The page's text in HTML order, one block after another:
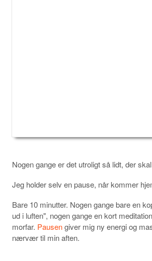
Nogen gange er det utroligt så lidt, der
Jeg holder selv en pause, når kommer
Bare 10 minutter. Nogen gange bare en
ud i luften", nogen gange en kort
morfar. Pausengiver mig ny energi og
nærvær til min aften.